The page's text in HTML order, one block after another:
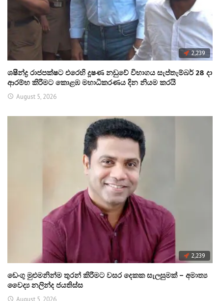
2,239
ශෂීන්ද්‍ර රාජපක්ෂට එරෙහි දූෂණ නඩුවේ විභාගය සැප්තැම්බර් 28 දා
ආරම්භ කිරීමට කොළඹ මහාධිකරණය දින නියම කරයි
August 5, 2026
2,239
ඩෙංගු මුළුමනින්ම තුරන් කිරීමට වසර දෙකක සැලසුමක් – අමාත්‍ය
වෛද්‍ය නලින්ද ජයතිස්ස